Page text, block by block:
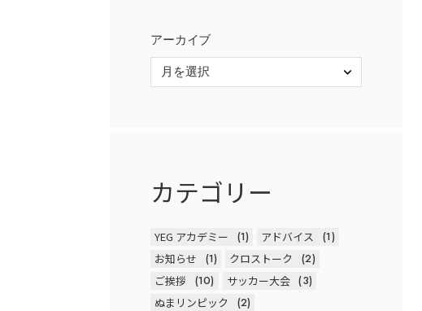
アーカイブ
カテゴリー
YEG アカデミー (1) アドバイス
(1)
お知らせ
(1) クロストーク
(2)
ご挨拶
(10) サッカー大会 (3)
ぬまリンピック
(2)